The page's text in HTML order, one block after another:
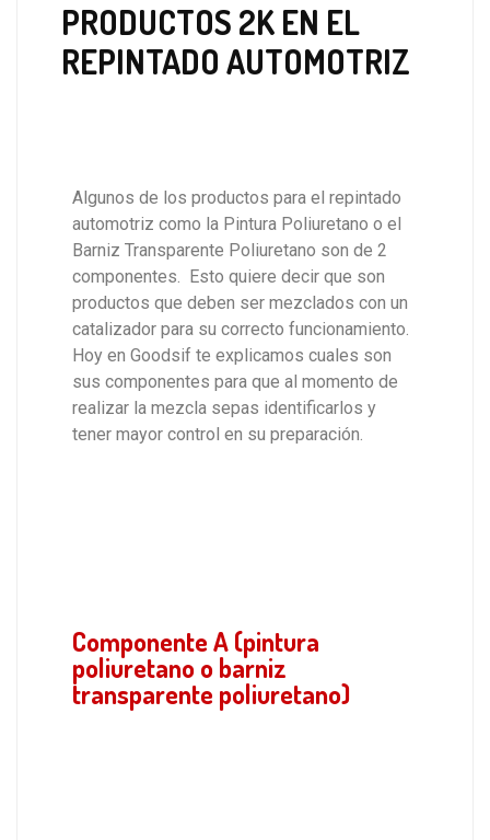
PRODUCTOS 2K EN EL
REPINTADO AUTOMOTRIZ
Algunos de los productos para el repintado
automotriz como la Pintura Poliuretano o el
Barniz Transparente Poliuretano son de 2
componentes. Esto quiere decir que son
productos que deben ser mezclados con un
catalizador para su correcto funcionamiento.
Hoy en Goodsif te explicamos cuales son
sus componentes para que al momento de
realizar la mezcla sepas identificarlos y
tener mayor control en su preparación.
Componente A (pintura
poliuretano o barniz
transparente poliuretano)